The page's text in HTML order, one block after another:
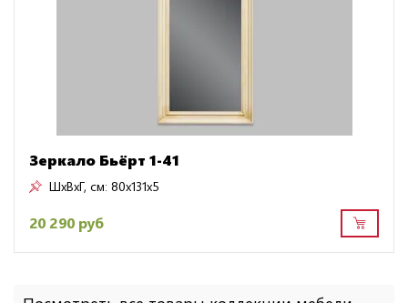
Зеркало Бьёрт 1-41
ШxВxГ, см: 80x131x5
20 290 руб